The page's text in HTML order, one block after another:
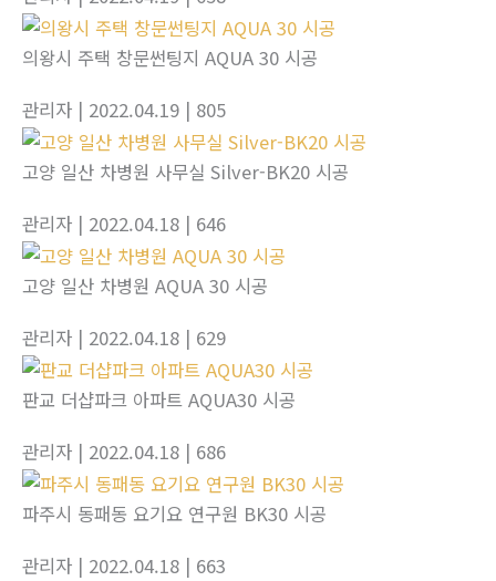
의왕시 주택 창문썬팅지 AQUA 30 시공
관리자 | 2022.04.19 | 805
고양 일산 차병원 사무실 Silver-BK20 시공
관리자 | 2022.04.18 | 646
고양 일산 차병원 AQUA 30 시공
관리자 | 2022.04.18 | 629
판교 더샵파크 아파트 AQUA30 시공
관리자 | 2022.04.18 | 686
파주시 동패동 요기요 연구원 BK30 시공
관리자 | 2022.04.18 | 663